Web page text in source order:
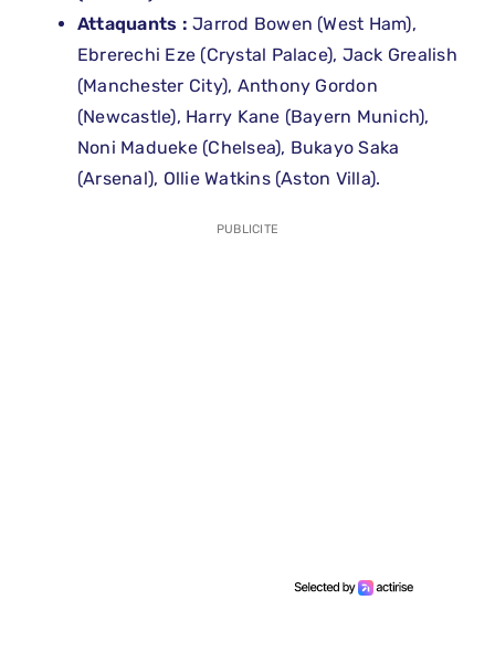
Attaquants : Jarrod Bowen (West Ham),
Ebrerechi Eze (Crystal Palace), Jack Grealish
(Manchester City), Anthony Gordon
(Newcastle), Harry Kane (Bayern Munich),
Noni Madueke (Chelsea), Bukayo Saka
(Arsenal), Ollie Watkins (Aston Villa).
PUBLICITE